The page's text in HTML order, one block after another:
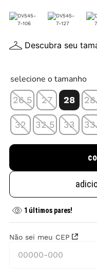
Descubra seu
selecione o tamanho
26.5 27 28
32 32.5 33
1 últimos pares!
Não sei meu CEP